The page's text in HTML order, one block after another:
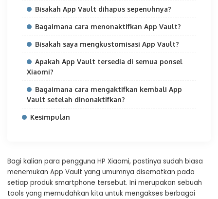
Bisakah App Vault dihapus sepenuhnya?
Bagaimana cara menonaktifkan App Vault?
Bisakah saya mengkustomisasi App Vault?
Apakah App Vault tersedia di semua ponsel
Xiaomi?
Bagaimana cara mengaktifkan kembali App
Vault setelah dinonaktifkan?
Kesimpulan
Bagi kalian para pengguna HP Xiaomi, pastinya sudah biasa
menemukan App Vault yang umumnya disematkan pada
setiap produk smartphone tersebut. Ini merupakan sebuah
tools yang memudahkan kita untuk mengakses berbagai